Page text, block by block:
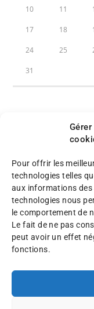
Pour offrir les
technologies telles
aux informations
technologies nous
le comportement de
Le fait de ne pas
peut avoir un effet
fonctions.
10 11
17 18
24 25
31
©
A
F
A
F
M
e
n
t
i
o
n
s
P
l
a
n
d
s
t